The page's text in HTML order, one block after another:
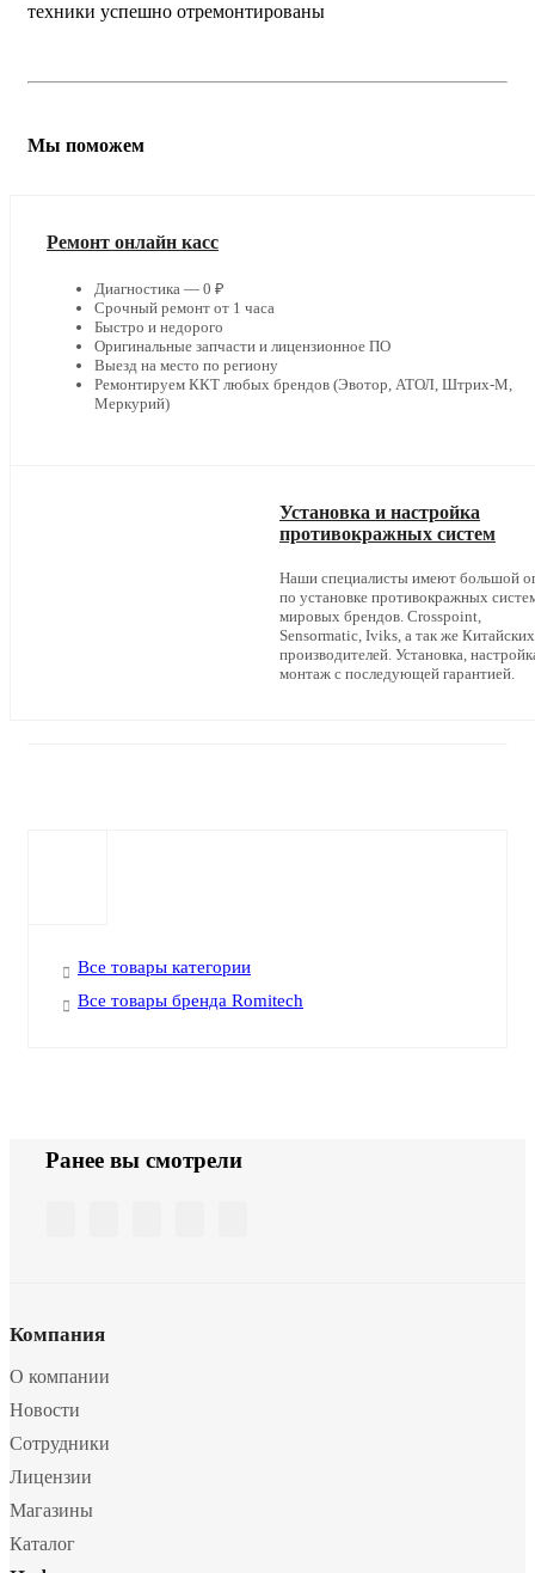
техники успешно отремонтированы
Мы поможем
Ремонт онлайн касс
Диагностика — 0 ₽
Срочный ремонт от 1 часа
Быстро и недорого
Оригинальные запчасти и лицензионное ПО
Выезд на место по региону
Ремонтируем ККТ любых брендов (Эвотор, АТОЛ, Штрих-М,
Меркурий)
Установка и настройка
противокражных систем
Наши специалисты имеют большой
по установке противокражных
мировых брендов. Crosspoint,
Sensormatic, Iviks, а так же Китайских
производителей. Установка,
монтаж с последующей гарантией.
Все товары категории
Все товары бренда Romitech
Ранее вы смотрели
Компания
О компании
Новости
Сотрудники
Лицензии
Магазины
Каталог